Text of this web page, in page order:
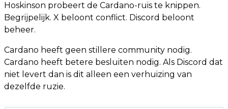
Hoskinson probeert de Cardano-ruis te knippen.
Begrijpelijk. X beloont conflict. Discord beloont
beheer.
Cardano heeft geen stillere community nodig.
Cardano heeft betere besluiten nodig. Als Discord dat
niet levert dan is dit alleen een verhuizing van
dezelfde ruzie.